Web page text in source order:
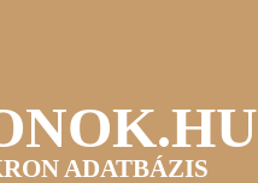
ADATBÁZIS